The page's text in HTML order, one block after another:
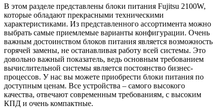
В этом разделе представлены блоки питания Fujitsu 2100W,
которые обладают прекрасными техническими
характеристиками. Из представленного ассортимента можно
выбрать самые приемлемые варианты конфигурации. Очень
важным достоинством блоков питания является возможность
горячей замены, не останавливая работу всей системы. Это
довольно важный показатель, ведь основным требованием
вычислительной системы является постоянство бизнес-
процессов. У нас вы можете приобрести блоки питания по
доступным ценам. Все устройства – самого высокого
качества, отвечают современным требованиям, с высоким
КПД и очень компактные.